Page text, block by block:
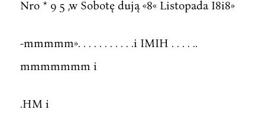
Nro * 9 5 ,w Sobotę dują «8« Listopada I8i8»
-mmmmm». . . . . . . . . . .i IMIH . . . . ..
mmmmmmm i
.HM i